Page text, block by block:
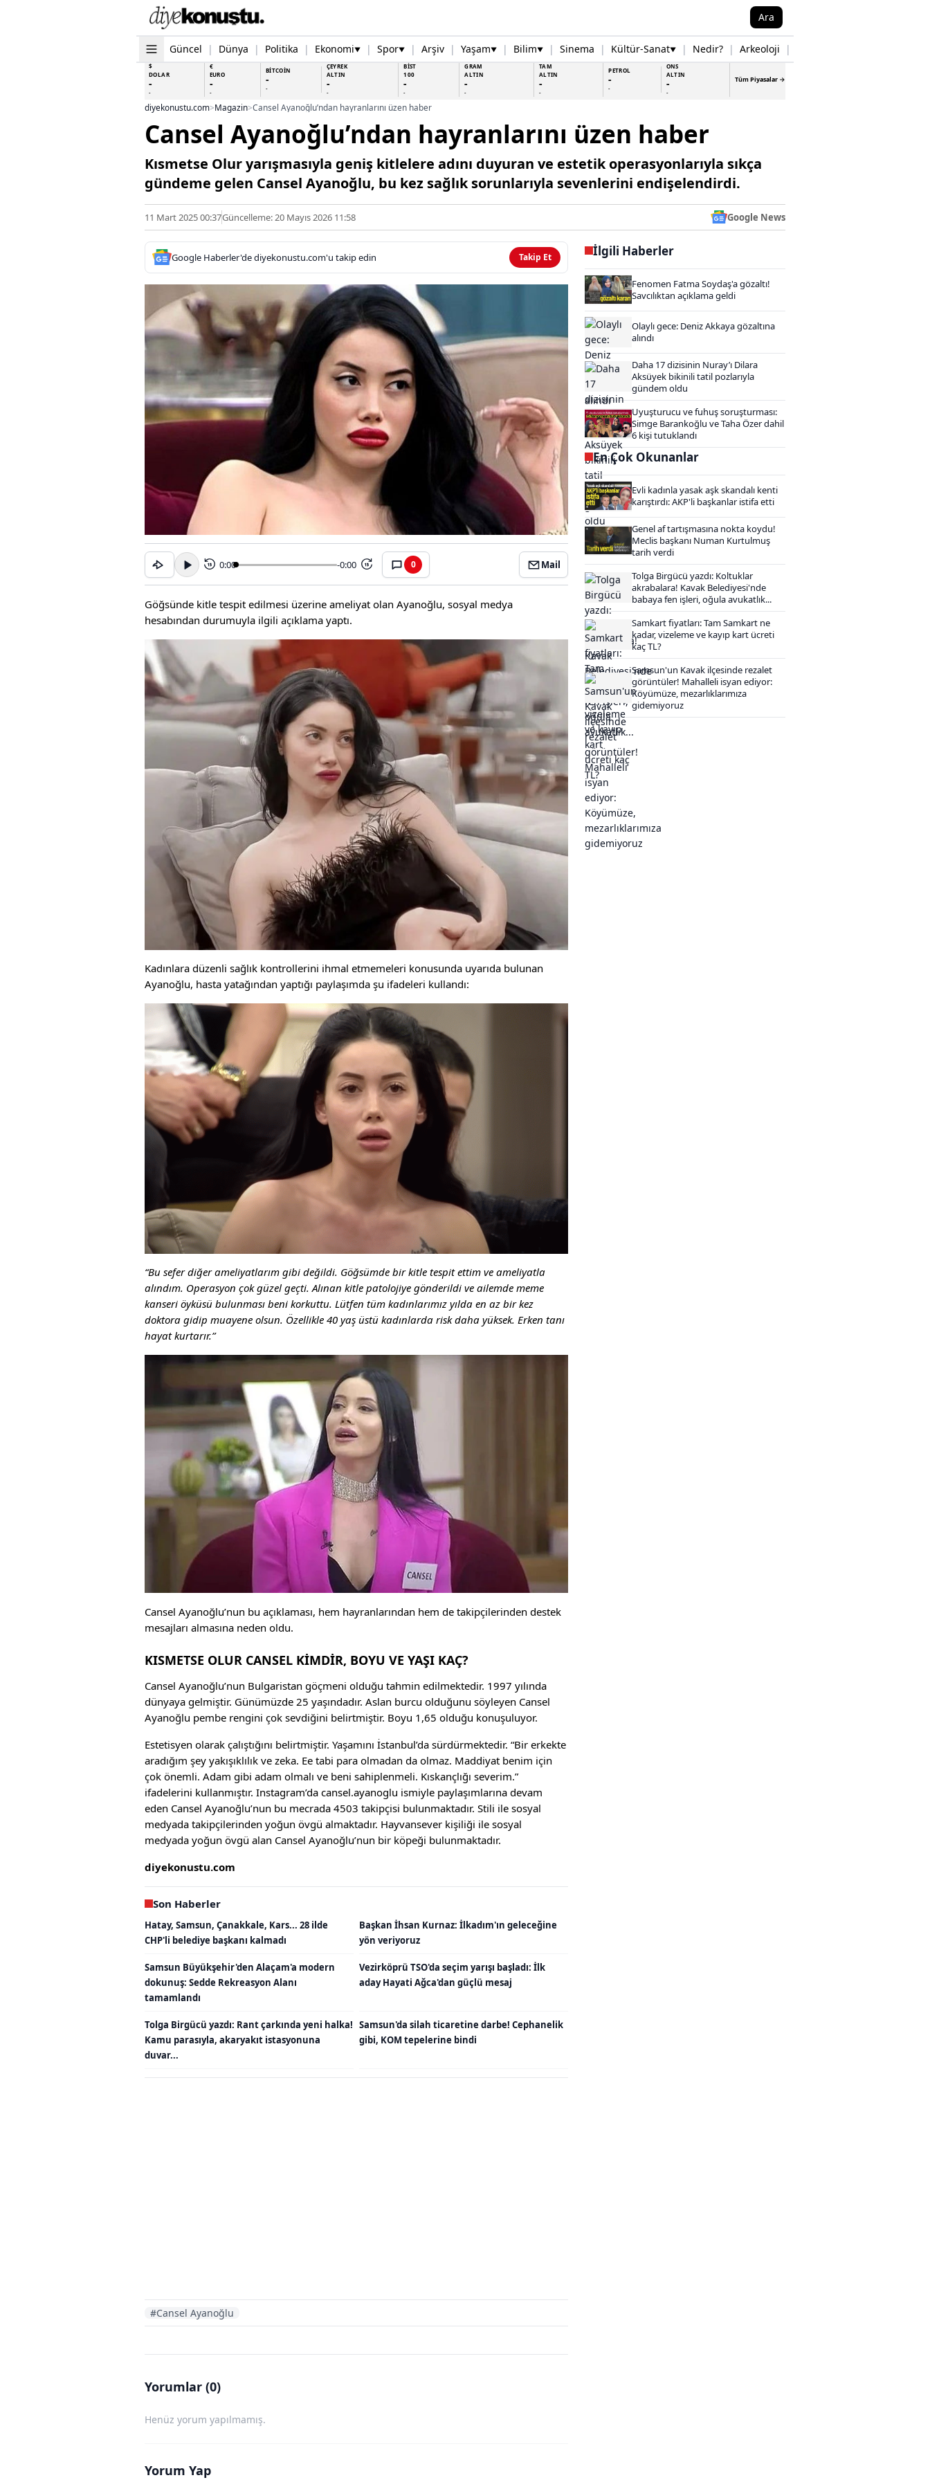
Ara
Güncel | Dünya | Politika | Ekonomi▼ | Spor▼ | Arşiv | Yaşam▼ | Bilim▼ | Sinema | Kültür-Sanat▼ | Nedir? | Arkeoloji |
$
DOLAR
-
-
€
EURO
-
-
BİTCOİN
-
-
ÇEYREK
ALTIN
-
-
BİST
100
-
-
GRAM
ALTIN
-
-
TAM
ALTIN
-
-
PETROL
-
-
ONS
ALTIN
-
-
Tüm Piyasalar →
diyekonustu.com>Magazin>Cansel Ayanoğlu’ndan hayranlarını üzen haber
Cansel Ayanoğlu’ndan hayranlarını üzen haber
Kısmetse Olur yarışmasıyla geniş kitlelere adını duyuran ve estetik operasyonlarıyla sıkça
gündeme gelen Cansel Ayanoğlu, bu kez sağlık sorunlarıyla sevenlerini endişelendirdi.
11 Mart 2025 00:37Güncelleme: 20 Mayıs 2026 11:58 Google News
Google Haberler'de diyekonustu.com'u takip edin Takip Et
15 0:00 -0:00 15 0 Mail
Göğsünde kitle tespit edilmesi üzerine ameliyat olan Ayanoğlu, sosyal medya
hesabından durumuyla ilgili açıklama yaptı.
Kadınlara düzenli sağlık kontrollerini ihmal etmemeleri konusunda uyarıda bulunan
Ayanoğlu, hasta yatağından yaptığı paylaşımda şu ifadeleri kullandı:
“Bu sefer diğer ameliyatlarım gibi değildi. Göğsümde bir kitle tespit ettim ve ameliyatla
alındım. Operasyon çok güzel geçti. Alınan kitle patolojiye gönderildi ve ailemde meme
kanseri öyküsü bulunması beni korkuttu. Lütfen tüm kadınlarımız yılda en az bir kez
doktora gidip muayene olsun. Özellikle 40 yaş üstü kadınlarda risk daha yüksek. Erken tanı
hayat kurtarır.”
Cansel Ayanoğlu’nun bu açıklaması, hem hayranlarından hem de takipçilerinden destek
mesajları almasına neden oldu.
KISMETSE OLUR CANSEL KİMDİR, BOYU VE YAŞI KAÇ?
Cansel Ayanoğlu’nun Bulgaristan göçmeni olduğu tahmin edilmektedir. 1997 yılında
dünyaya gelmiştir. Günümüzde 25 yaşındadır. Aslan burcu olduğunu söyleyen Cansel
Ayanoğlu pembe rengini çok sevdiğini belirtmiştir. Boyu 1,65 olduğu konuşuluyor.
Estetisyen olarak çalıştığını belirtmiştir. Yaşamını İstanbul’da sürdürmektedir. “Bir erkekte
aradığım şey yakışıklılık ve zeka. Ee tabi para olmadan da olmaz. Maddiyat benim için
çok önemli. Adam gibi adam olmalı ve beni sahiplenmeli. Kıskançlığı severim.”
ifadelerini kullanmıştır. Instagram’da cansel.ayanoglu ismiyle paylaşımlarına devam
eden Cansel Ayanoğlu’nun bu mecrada 4503 takipçisi bulunmaktadır. Stili ile sosyal
medyada takipçilerinden yoğun övgü almaktadır. Hayvansever kişiliği ile sosyal
medyada yoğun övgü alan Cansel Ayanoğlu’nun bir köpeği bulunmaktadır.
diyekonustu.com
Son Haberler
Hatay, Samsun, Çanakkale, Kars... 28 ilde
CHP'li belediye başkanı kalmadı
Başkan İhsan Kurnaz: İlkadım'ın geleceğine
yön veriyoruz
Samsun Büyükşehir'den Alaçam'a modern
dokunuş: Sedde Rekreasyon Alanı
tamamlandı
Vezirköprü TSO'da seçim yarışı başladı: İlk
aday Hayati Ağca'dan güçlü mesaj
Tolga Birgücü yazdı: Rant çarkında yeni halka!
Kamu parasıyla, akaryakıt istasyonuna
duvar...
Samsun'da silah ticaretine darbe! Cephanelik
gibi, KOM tepelerine bindi
#Cansel Ayanoğlu
Yorumlar (0)
Henüz yorum yapılmamış.
Yorum Yap
İlgili Haberler
Fenomen Fatma Soydaş'a gözaltı!
Savcılıktan açıklama geldi
Olaylı gece: Deniz Akkaya gözaltına
alındı
Daha 17 dizisinin Nuray’ı Dilara
Aksüyek bikinili tatil pozlarıyla
gündem oldu
Uyuşturucu ve fuhuş soruşturması:
Simge Barankoğlu ve Taha Özer dahil
6 kişi tutuklandı
En Çok Okunanlar
Evli kadınla yasak aşk skandalı kenti
karıştırdı: AKP'li başkanlar istifa etti
Genel af tartışmasına nokta koydu!
Meclis başkanı Numan Kurtulmuş
tarih verdi
Tolga Birgücü yazdı: Koltuklar
akrabalara! Kavak Belediyesi'nde
babaya fen işleri, oğula avukatlık...
Samkart fiyatları: Tam Samkart ne
kadar, vizeleme ve kayıp kart ücreti
kaç TL?
Samsun'un Kavak ilçesinde rezalet
görüntüler! Mahalleli isyan ediyor:
Köyümüze, mezarlıklarımıza
gidemiyoruz